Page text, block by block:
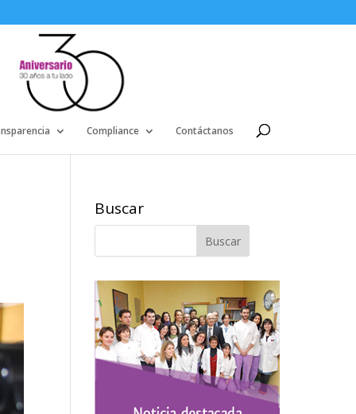
Compliance Contáctanos
Buscar